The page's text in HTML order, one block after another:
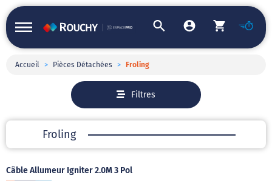
Accueil > Pièces Détachées > Froling
Filtres
Froling
Câble Allumeur Igniter 2.0M 3 Pol